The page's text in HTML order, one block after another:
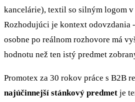
kancelárie), textil so silným logom
Rozhodujúci je kontext odovzdania
osobne po reálnom rozhovore má
hodnotu než ten istý predmet
Promotex za 30 rokov práce s B2B
najúčinnejší stánkový predmet je